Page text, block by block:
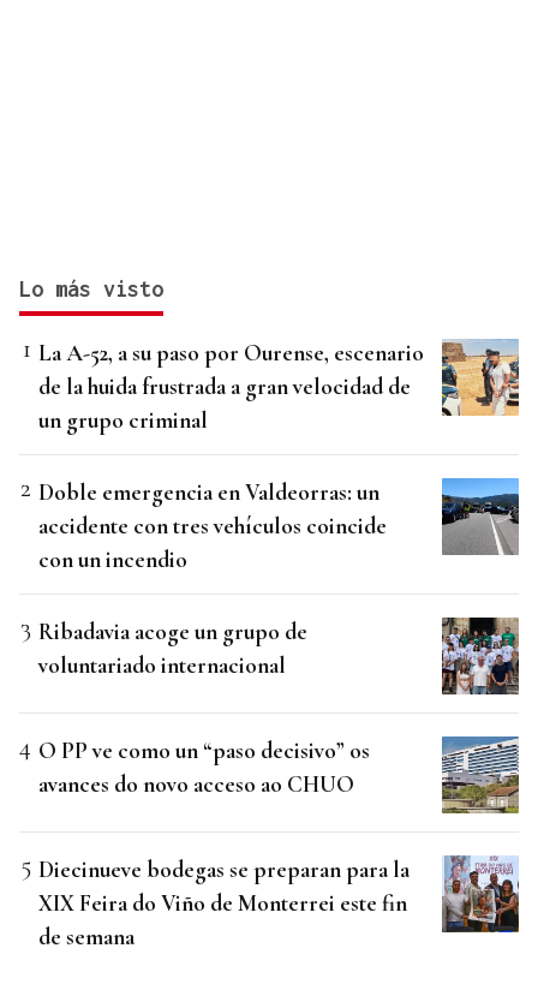
Lo más visto
La A-52, a su paso por Ourense, escenario
de la huida frustrada a gran velocidad de
un grupo criminal
Doble emergencia en Valdeorras: un
accidente con tres vehículos coincide
con un incendio
Ribadavia acoge un grupo de
voluntariado internacional
O PP ve como un “paso decisivo” os
avances do novo acceso ao CHUO
Diecinueve bodegas se preparan para la
XIX Feira do Viño de Monterrei este fin
de semana